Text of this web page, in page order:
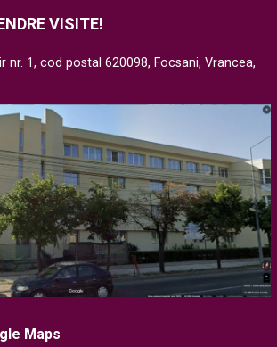
VISITE!
nr. 1, cod postal 620098, Focsani, Vrancea,
Maps